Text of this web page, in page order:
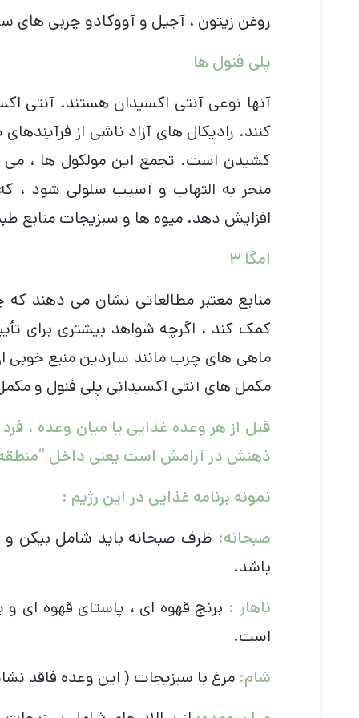
روغن زیتون ، آجیل و آووکادو چربی های
پلی فنول ها
آنها نوعی آنتی اکسیدان هستند. آنتی
کنند. رادیکال های آزاد ناشی از
کشیدن است. تجمع این مولکول ها ، می
منجر به التهاب و آسیب سلولی شود ،
افزایش دهد. میوه ها و سبزیجات منابع
امگا ۳
کمک کند ، اگرچه شواهد بیشتری برای
مکمل های آنتی اکسیدانی پلی فنول و
قبل از هر وعده غذایی یا میان وعده ،
ذهنش در آرامش است یعنی داخل “منطقه”
نمونه برنامه غذایی در این رژیم :
صبحانه: ظرف صبحانه باید شامل بیکن و
باشد.
ناهار : برنج قهوه ای ، پاستای قهوه ای
است.
شام: مرغ با سبزیجات ( این وعده فاقد